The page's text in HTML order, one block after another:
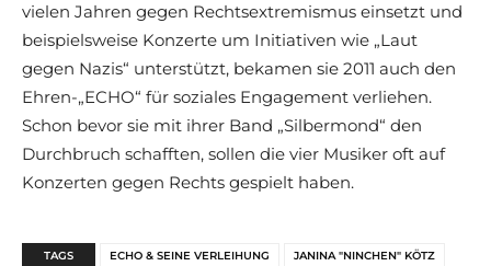
vielen Jahren gegen Rechtsextremismus einsetzt und
beispielsweise Konzerte um Initiativen wie „Laut
gegen Nazis“ unterstützt, bekamen sie 2011 auch den
Ehren-„ECHO“ für soziales Engagement verliehen.
Schon bevor sie mit ihrer Band „Silbermond“ den
Durchbruch schafften, sollen die vier Musiker oft auf
Konzerten gegen Rechts gespielt haben.
TAGS ECHO & SEINE VERLEIHUNG JANINA "NINCHEN" KÖTZ